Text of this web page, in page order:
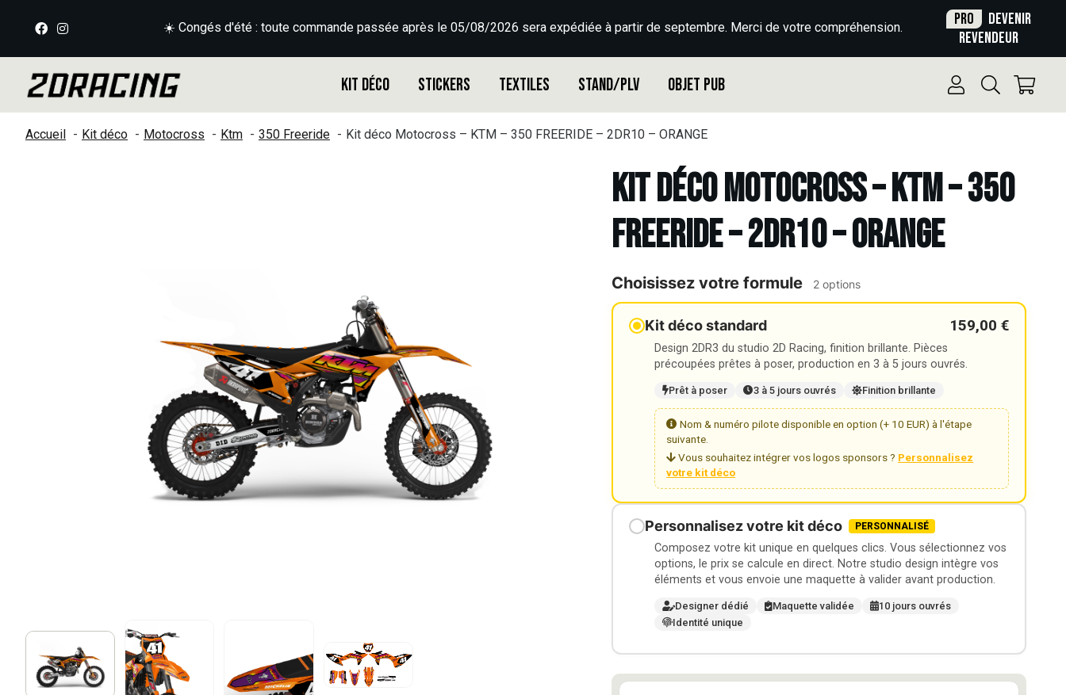
☀️ Congés d'été : toute commande passée après le 05/08/2026 sera expédiée à partir de septembre. Merci de votre compréhension. Pro
Devenir
revendeur
Kit déco Stickers Textiles Stand/PLV Objet Pub
Accueil Kit déco Motocross Ktm 350 Freeride Kit déco Motocross – KTM – 350 FREERIDE – 2DR10 – ORANGE
Kit déco Motocross – KTM – 350
FREERIDE – 2DR10 – ORANGE
Choisissez votre formule 2 options
Kit déco standard 159,00 €
Design 2DR3 du studio 2D Racing, finition brillante. Pièces
précoupées prêtes à poser, production en 3 à 5 jours ouvrés.
Prêt à poser 3 à 5 jours ouvrés Finition brillante
Nom & numéro pilote disponible en option (+ 10 EUR) à l'étape
suivante.
Vous souhaitez intégrer vos logos sponsors ? Personnalisez
votre kit déco
Personnalisez votre kit déco PERSONNALISÉ
Composez votre kit unique en quelques clics. Vous sélectionnez vos
options, le prix se calcule en direct. Notre studio design intègre vos
éléments et vous envoie une maquette à valider avant production.
Designer dédié Maquette validée
10 jours ouvrés
Identité unique